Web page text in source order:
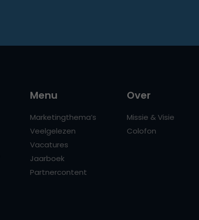
Menu
Marketingthema’s
Veelgelezen
Vacatures
Jaarboek
Partnercontent
Over
Missie & Visie
Colofon